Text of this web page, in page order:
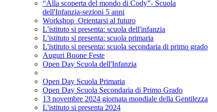
“Alla scoperta del mondo di Cody”- Scuola
dell'Infanzia-sezioni 5 anni
Workshop_Orientarsi al futuro
L'istituto si presenta: scuola dell'infanzia
L'istituto si presenta: scuola primaria
L'istituto si presenta: scuola secondaria di primo grado
Auguri Buone Feste
Open Day Scuola dell'Infanzia
Open Day Scuola Primaria
Open Day Scuola Secondaria di Primo Grado
13 novembre 2024 giornata mondiale della Gentilezza
L'istituto si presenta 2024